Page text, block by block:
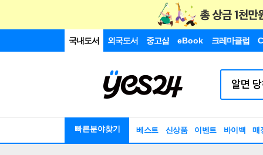
국내도서 외국도서 중고샵 eBook 크레마클럽
빠른분야찾기 베스트 신상품 이벤트 바이백 매